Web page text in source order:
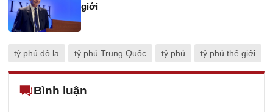
giới
tỷ phú đô la tỷ phú Trung Quốc tỷ phú tỷ phú thế giới
Bình luận